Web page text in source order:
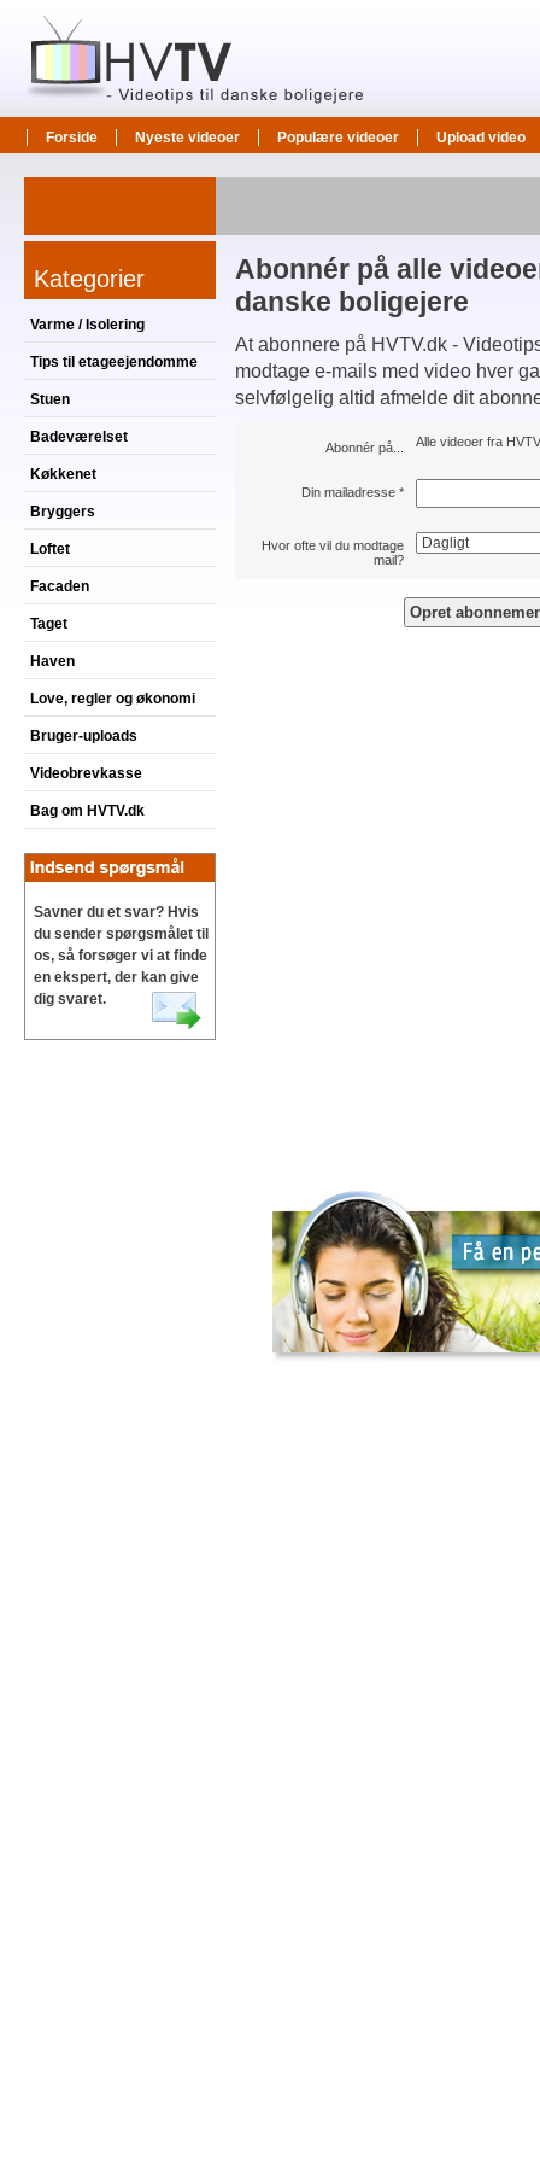
Forside Nyeste videoer Populære videoer Upload video
Kategorier
Varme / Isolering
Tips til etageejendomme
Stuen
Badeværelset
Køkkenet
Bryggers
Loftet
Facaden
Taget
Haven
Love, regler og økonomi
Bruger-uploads
Videobrevkasse
Bag om HVTV.dk
Savner du et svar? Hvis
du sender spørgsmålet til
os, så forsøger vi at finde
en ekspert, der kan give
dig svaret.
Abonnér på alle
danske boligejere
At abonnere på HVTV.dk -
modtage e-mails med video hver
selvfølgelig altid afmelde dit
Abonnér på... Alle videoer fra
Din mailadresse *
Hvor ofte vil du modtage
mail?